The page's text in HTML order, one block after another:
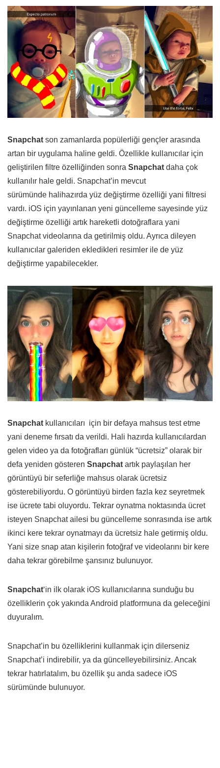
Snapchat son zamanlarda popülerliği gençler arasında
artan bir uygulama haline geldi. Özellikle kullanıcılar için
geliştirilen filtre özelliğinden sonra Snapchat daha çok
kullanılır hale geldi. Snapchat’in mevcut
sürümünde halihazırda yüz değiştirme özelliği yani filtresi
vardı. iOS için yayınlanan yeni güncelleme sayesinde yüz
değiştirme özelliği artık hareketli dotoğraflara yani
Snapchat videolarına da getirilmiş oldu. Ayrıca dileyen
kullanıcılar galeriden ekledikleri resimler ile de yüz
değiştirme yapabilecekler.
Snapchat kullanıcıları için bir defaya mahsus test etme
yani deneme fırsatı da verildi. Hali hazırda kullanıcılardan
gelen video ya da fotoğrafları günlük “ücretsiz” olarak bir
defa yeniden gösteren Snapchat artık paylaşılan her
görüntüyü bir seferliğe mahsus olarak ücretsiz
gösterebiliyordu. O görüntüyü birden fazla kez seyretmek
ise ücrete tabi oluyordu. Tekrar oynatma noktasında ücret
isteyen Snapchat ailesi bu güncelleme sonrasında ise artık
ikinci kere tekrar oynatmayı da ücretsiz hale getirmiş oldu.
Yani size snap atan kişilerin fotoğraf ve videolarını bir kere
daha tekrar görebilme şansınız bulunuyor.
Snapchat‘in ilk olarak iOS kullanıcılarına sunduğu bu
özelliklerin çok yakında Android platformuna da geleceğini
duyuralım.
Snapchat’in bu özelliklerini kullanmak için dilerseniz
Snapchat’i indirebilir, ya da güncelleyebilirsiniz. Ancak
tekrar hatırlatalım, bu özellik şu anda sadece iOS
sürümünde bulunuyor.